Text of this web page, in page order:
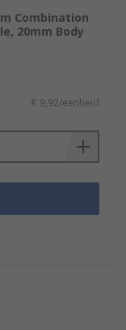
Combination
20mm Body
€ 9,92/eenheid